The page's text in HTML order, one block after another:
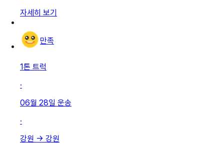
자세히 보기
만족
1톤 트럭
·
06월 28일 운송
·
강원 → 강원